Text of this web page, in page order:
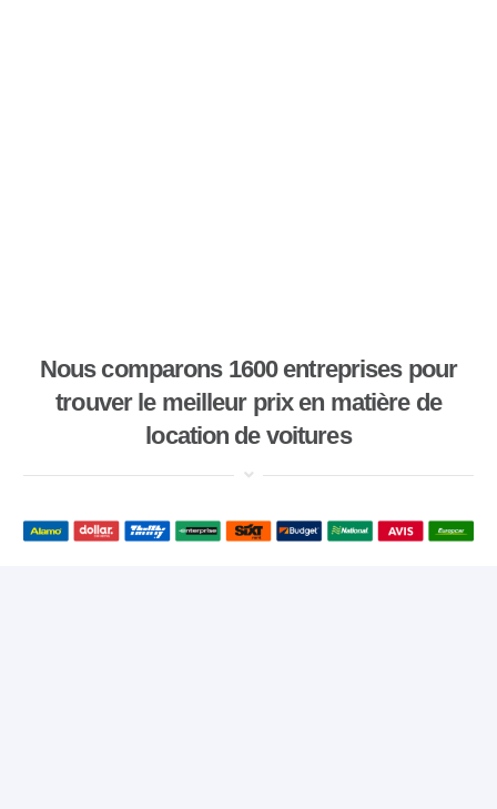
Nous comparons 1600 entreprises pour
trouver le meilleur prix en matière de
location de voitures